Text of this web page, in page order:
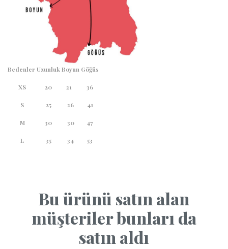
Bedenler UzunlukBoyun Göğüs
XS 20 21 36
S 25 26 41
M 30 30 47
L 35 34 53
Bu ürünü satın alan
müşteriler bunları da
satın aldı